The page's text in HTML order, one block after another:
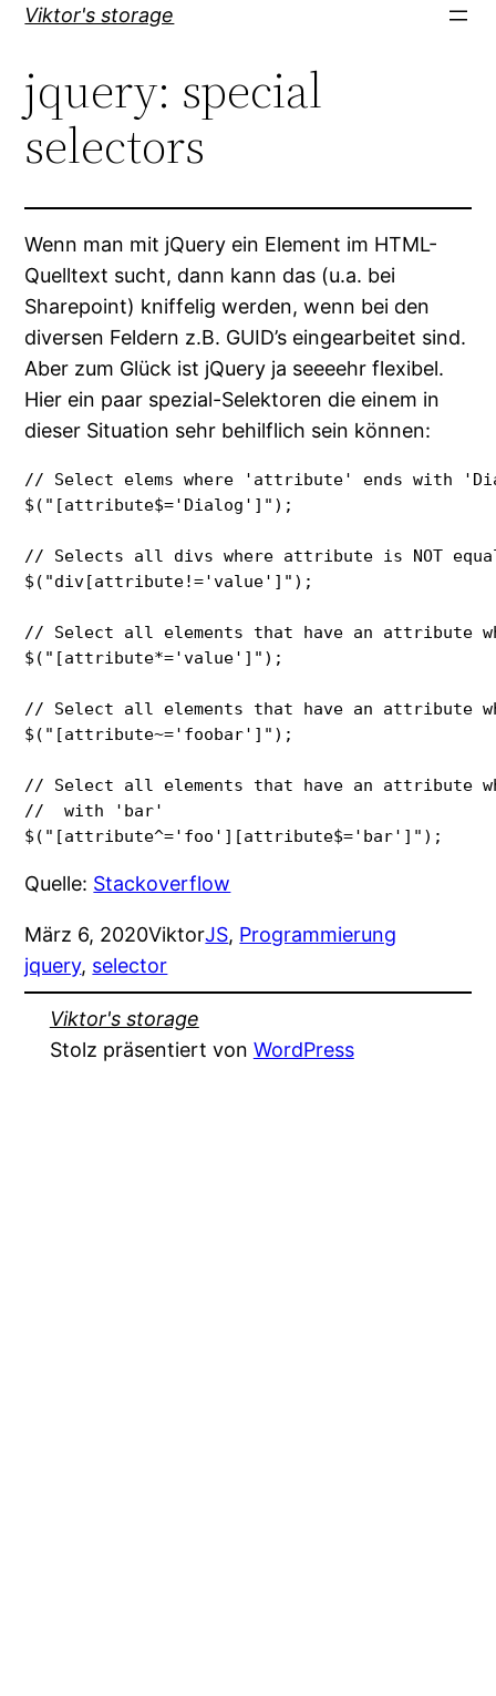
Direkt
Inhalt
wechseln
Viktor's storage
jquery: special
selectors
Wenn man mit jQuery ein Element im HTML-
Quelltext sucht, dann kann das (u.a. bei
Sharepoint) kniffelig werden, wenn bei den
diversen Feldern z.B. GUID’s eingearbeitet sind.
Aber zum Glück ist jQuery ja seeeehr flexibel.
Hier ein paar spezial-Selektoren die einem in
dieser Situation sehr behilflich sein können:
// Select elems where 'attribute' ends with
$("[attribute$='Dialog']");
// Selects all divs where attribute is NOT
$("div[attribute!='value']");
// Select all elements that have an attribute
$("[attribute*='value']");
// Select all elements that have an attribute
$("[attribute~='foobar']");
// Select all elements that have an attribute
//  with 'bar'
$("[attribute^='foo'][attribute$='bar']");
Quelle: Stackoverflow
März 6, 2020ViktorJS, Programmierung
jquery, selector
Viktor's storage
Stolz präsentiert von WordPress